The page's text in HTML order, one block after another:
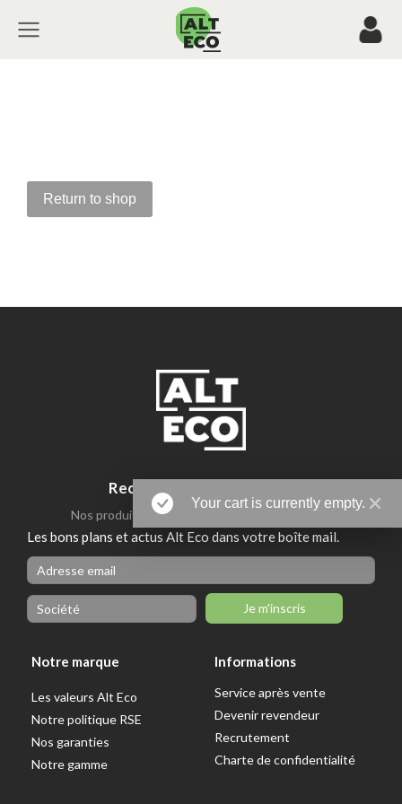
Your cart is currently empty.
Return to shop
Reconditionné pour durer
Nos produits |Demande de SAV Mon compte
Les bons plans et actus Alt Eco dans votre boîte mail.
Je m'inscris
Notre marque
Les valeurs Alt Eco
Notre politique RSE
Nos garanties
Notre gamme
Informations
Service après vente
Devenir revendeur
Recrutement
Charte de confidentialité